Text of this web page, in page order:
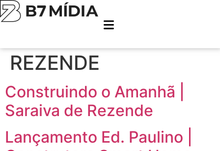
Cliente:GRUPO
REZENDE
Construindo o Amanhã |
Saraiva de Rezende
Lançamento Ed. Paulino |